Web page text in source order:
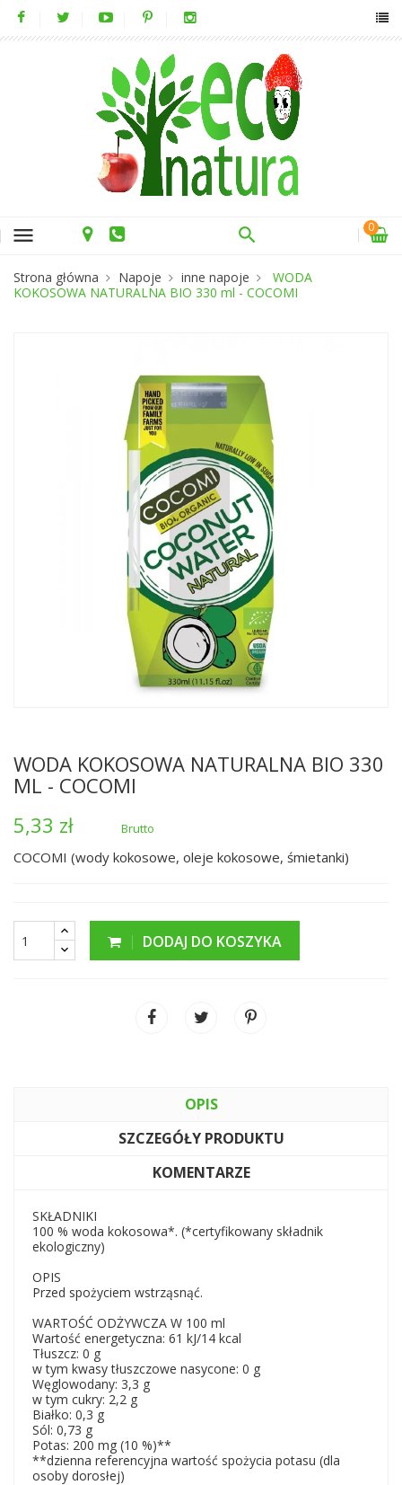
menu 0
Strona główna Napoje inne napoje
WODA
KOKOSOWA NATURALNA BIO 330 ml - COCOMI
WODA KOKOSOWA NATURALNA BIO 330
ML - COCOMI
5,33 zł
Brutto
COCOMI (wody kokosowe, oleje kokosowe, śmietanki)
DODAJ DO KOSZYKA
OPIS
SZCZEGÓŁY PRODUKTU
KOMENTARZE
SKŁADNIKI
100 % woda kokosowa*. (*certyfikowany składnik
ekologiczny)
OPIS
Przed spożyciem wstrząsnąć.
WARTOŚĆ ODŻYWCZA W 100 ml
Wartość energetyczna: 61 kJ/14 kcal
Tłuszcz: 0 g
w tym kwasy tłuszczowe nasycone: 0 g
Węglowodany: 3,3 g
w tym cukry: 2,2 g
Białko: 0,3 g
Sól: 0,73 g
Potas: 200 mg (10 %)**
**dzienna referencyjna wartość spożycia potasu (dla
osoby dorosłej)